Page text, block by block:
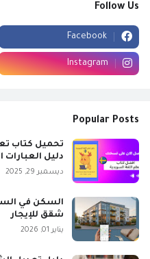
Follow Us
Facebook
Instagram
Popular Posts
دليل العبارات
ديسمبر 29, 2025
شقق للإيجار
يناير 01, 2026